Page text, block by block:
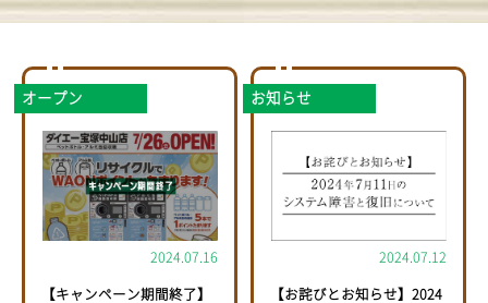
オープン
2024.07.16
【キャンペーン期間終了】
お知らせ
2024.07.12
【お詫びとお知らせ】2024